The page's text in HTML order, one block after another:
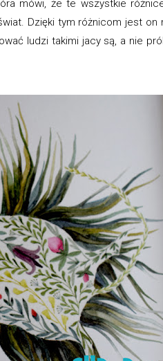
mówi, że te wszystkie
Dzięki tym różnicom jest on
ludzi takimi jacy są, a nie